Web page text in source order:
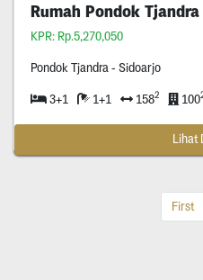
Rumah Pondok Tjandra
KPR: Rp.5,270,050
Pondok Tjandra - Sidoarjo
3+1 1+1 1582 100
Lihat
First